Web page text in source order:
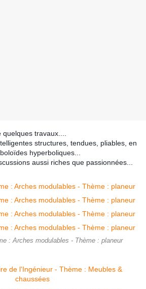
travaux....
structures, tendues, pliables, en
hyperboliques...
aussi riches que passionnées...
: Arches modulables - Thème : planeur